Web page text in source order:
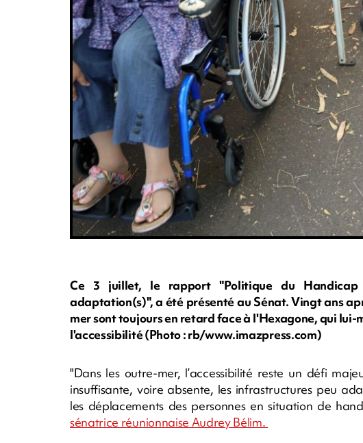
Ce 3 juillet, le rapport "Politique du
adaptation(s)", a été présenté au Sénat. Vingt ans
mer sont toujours en retard face à l'Hexagone, qui
l'accessibilité (Photo : rb/www.imazpress.com)
"Dans les outre-mer, l’accessibilité reste un défi
insuffisante, voire absente, les infrastructures peu
les déplacements des personnes en situation de
sénatrice réunionnaise Audrey Bélim.